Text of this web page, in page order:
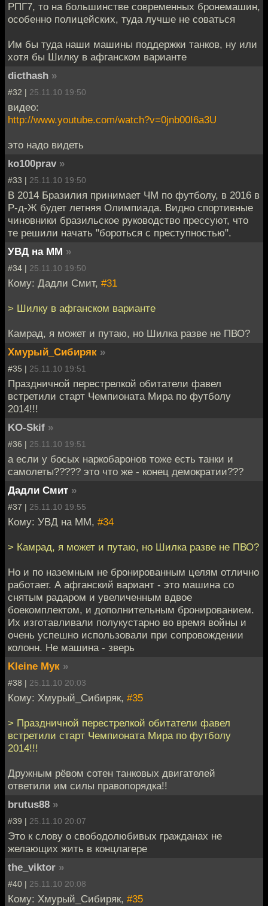
РПГ7, то на большинстве современных бронемашин,
особенно полицейских, туда лучше не соваться
Им бы туда наши машины поддержки танков, ну или
хотя бы Шилку в афганском варианте
dicthash »
#32 | 25.11.10 19:50
видео:
http://www.youtube.com/watch?v=0jnb00I6a3U
это надо видеть
ko100prav »
#33 | 25.11.10 19:50
В 2014 Бразилия принимает ЧМ по футболу, в 2016 в
Р-д-Ж будет летняя Олимпиада. Видно спортивные
чиновники бразильское руководство прессуют, что
те решили начать "бороться с преступностью".
УВД на ММ »
#34 | 25.11.10 19:50
Кому: Дадли Смит, #31
> Шилку в афганском варианте
Камрад, я может и путаю, но Шилка разве не ПВО?
Хмурый_Сибиряк »
#35 | 25.11.10 19:51
Праздничной перестрелкой обитатели фавел
встретили старт Чемпионата Мира по футболу
2014!!!
KO-Skif »
#36 | 25.11.10 19:51
а если у босых наркобаронов тоже есть танки и
самолеты????? это что же - конец демократии???
Дадли Смит »
#37 | 25.11.10 19:55
Кому: УВД на ММ, #34
> Камрад, я может и путаю, но Шилка разве не ПВО?
Но и по наземным не бронированным целям отлично
работает. А афганский вариант - это машина со
снятым радаром и увеличенным вдвое
боекомплектом, и дополнительным бронированием.
Их изготавливали полукустарно во время войны и
очень успешно использовали при сопровождении
колонн. Не машина - зверь
Kleine Мук »
#38 | 25.11.10 20:03
Кому: Хмурый_Сибиряк, #35
> Праздничной перестрелкой обитатели фавел
встретили старт Чемпионата Мира по футболу
2014!!!
Дружным рёвом сотен танковых двигателей
ответили им силы правопорядка!!
brutus88 »
#39 | 25.11.10 20:07
Это к слову о свободолюбивых гражданах не
желающих жить в концлагере
the_viktor »
#40 | 25.11.10 20:08
Кому: Хмурый_Сибиряк, #35